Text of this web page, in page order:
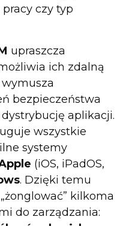
czy typ
upraszcza
ich zdalną
bezpieczeństwa
aplikacji.
wszystkie
systemy
(iOS, iPadOS,
. Dzięki temu
kilkoma
do zarządzania: